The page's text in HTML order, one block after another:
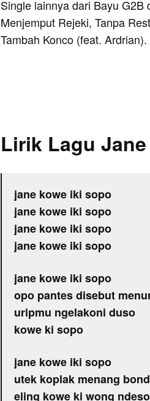
Single lainnya dari Bayu
Menjemput Rejeki, Tanpa
Tambah Konco (feat. Ardrian).
Lirik Lagu
jane kowe iki sopo
jane kowe iki sopo
jane kowe iki sopo
jane kowe iki sopo
jane kowe iki sopo
opo pantes disebut
uripmu ngelakoni duso
kowe ki sopo
jane kowe iki sopo
utek koplak menang
eling kowe ki wong ndeso